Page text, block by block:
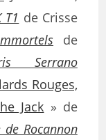
T1 de Crisse
de
Serrano
Rouges,
Jack » de
de Rocannon